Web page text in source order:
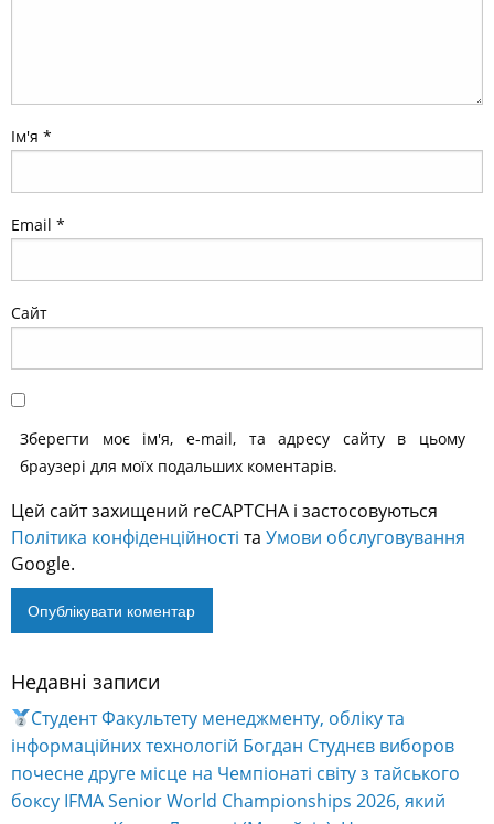
Ім'я *
Email *
Сайт
Зберегти моє ім'я, e-mail, та адресу сайту в цьому
браузері для моїх подальших коментарів.
Цей сайт захищений reCAPTCHA і застосовуються
Політика конфіденційності та Умови обслуговування
Google.
Alternative:
Недавні записи
Студент Факультету менеджменту, обліку та
інформаційних технологій Богдан Студнєв виборов
почесне друге місце на Чемпіонаті світу з тайського
боксу IFMA Senior World Championships 2026, який